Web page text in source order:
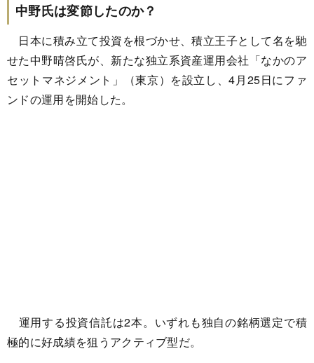
中野氏は変節したのか？
日本に積み立て投資を根づかせ、積立王子として名を馳
せた中野晴啓氏が、新たな独立系資産運用会社「なかのア
セットマネジメント」（東京）を設立し、4月25日にファ
ンドの運用を開始した。
運用する投資信託は2本。いずれも独自の銘柄選定で積
極的に好成績を狙うアクティブ型だ。